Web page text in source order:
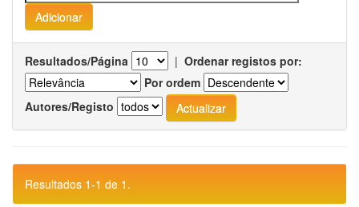
Resultados/Página | Ordenar registos por:
Por ordem
Autores/Registo
Resultados 1-1 de 1.